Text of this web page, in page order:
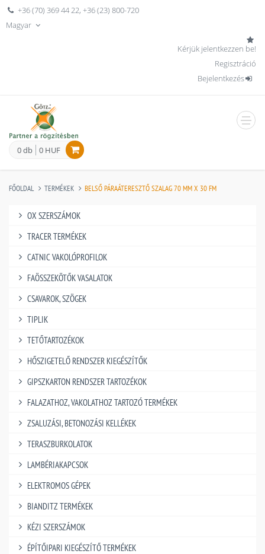
+36 (70) 369 44 22,+36 (23) 800-720
Magyar
Kérjük jelentkezzen be!
Regisztráció
Bejelentkezés
0 db 0 HUF
FŐOLDAL TERMÉKEK BELSŐ PÁRAÁTERESZTŐ SZALAG 70 MM X 30 FM
OX SZERSZÁMOK
TRACER TERMÉKEK
CATNIC VAKOLÓPROFILOK
FAÖSSZEKÖTŐK VASALATOK
CSAVAROK, SZÖGEK
TIPLIK
TETŐTARTOZÉKOK
HŐSZIGETELŐ RENDSZER KIEGÉSZÍTŐK
GIPSZKARTON RENDSZER TARTOZÉKOK
FALAZATHOZ, VAKOLATHOZ TARTOZÓ TERMÉKEK
ZSALUZÁSI, BETONOZÁSI KELLÉKEK
TERASZBURKOLATOK
LAMBÉRIAKAPCSOK
ELEKTROMOS GÉPEK
BIANDITZ TERMÉKEK
KÉZI SZERSZÁMOK
ÉPÍTŐIPARI KIEGÉSZÍTŐ TERMÉKEK